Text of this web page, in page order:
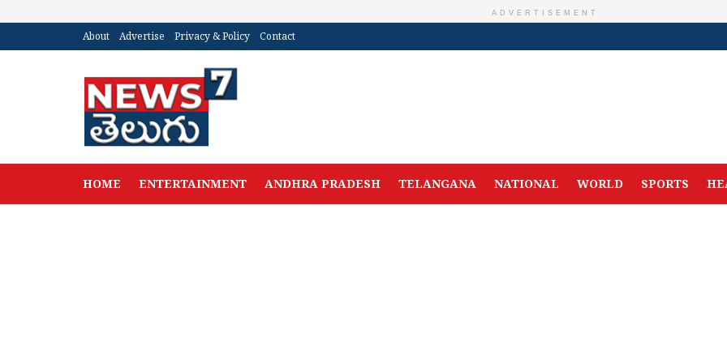
ADVERTISEMENT
About Advertise Privacy & Policy Contact
HOME ENTERTAINMENT ANDHRA PRADESH TELANGANA NATIONAL WORLD SPORTS